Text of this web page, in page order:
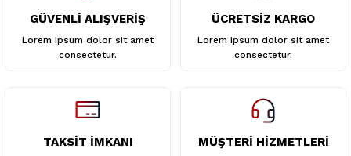
GÜVENLİ ALIŞVERİŞ
Lorem ipsum dolor sit amet
consectetur.
ÜCRETSİZ KARGO
Lorem ipsum dolor sit amet
consectetur.
TAKSİT İMKANI MÜŞTERİ HİZMETLERİ